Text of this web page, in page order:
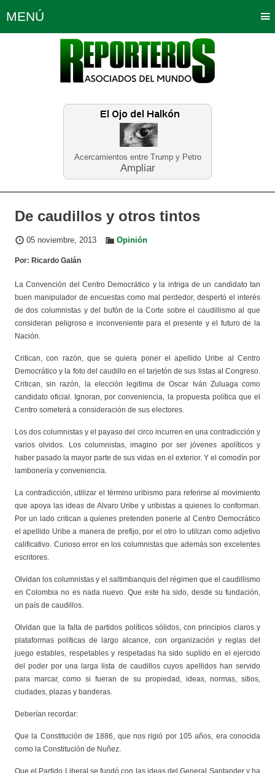
Acercamientos entre Trump y Petro
Ampliar
MENÚ
Política Opinión Bogotá
Planeta Tierra Deportes
Educación Neira
De caudillos y otros tintos
05 noviembre, 2013 Opinión
Por: Ricardo Galán
La Convención del Centro Democrático y la intriga de un candidato tan
buen manipulador de encuestas como mal perdedor, despertó el interés
de dos columnistas y del bufón de la Corte sobre el caudillismo al que
consideran peligroso e inconveniente para el presente y el futuro de la
Nación.
Critican, con razón, que se quiera poner el apellido Uribe al Centro
Democrático y la foto del caudillo en el tarjetón de sus listas al Congreso.
Critican, sin razón, la elección legitima de Oscar Iván Zuluaga como
candidato oficial. Ignoran, por conveniencia, la propuesta política que el
Centro someterá a consideración de sus electores.
Los dos columnistas y el payaso del circo incurren en una contradicción y
varios olvidos. Los columnistas, imagino por ser jóvenes apolíticos y
haber pasado la mayor parte de sus vidas en el exterior. Y el comodín por
lambonería y conveniencia.
La contradicción, utilizar el término uribismo para referirse al movimiento
que apoya las ideas de Alvaro Uribe y uribistas a quienes lo conforman.
Por un lado critican a quienes pretenden ponerle al Centro Democrático
el apellido Uribe a manera de prefijo, por el otro lo utilizan como adjetivo
calificativo. Curioso error en los columnistas que además son excelentes
escritores.
Olvidan los columnistas y el saltimbanquis del régimen que el caudillismo
en Colombia no es nada nuevo. Que este ha sido, desde su fundación,
un país de caudillos.
Olvidan que la falta de partidos políticos sólidos, con principios claros y
plataformas políticas de largo alcance, con organización y reglas del
juego estables, respetables y respetadas ha sido suplido en el ejercido
del poder por una larga lista de caudillos cuyos apellidos han servido
para marcar, como si fueran de su propiedad, ideas, normas, sitios,
ciudades, plazas y banderas.
Deberían recordar:
Que la Constitución de 1886, que nos rigió por 105 años, era conocida
como la Constitución de Nuñez.
Que el Partido Liberal se fundó con las ideas del General Santander y ha